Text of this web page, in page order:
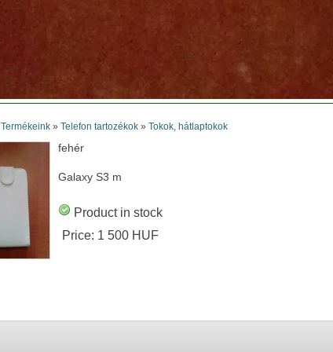
Termékeink» Telefon tartozékok» Tokok, hátlaptokok
fehér
Galaxy S3 m
Product in stock
Price: 1 500 HUF